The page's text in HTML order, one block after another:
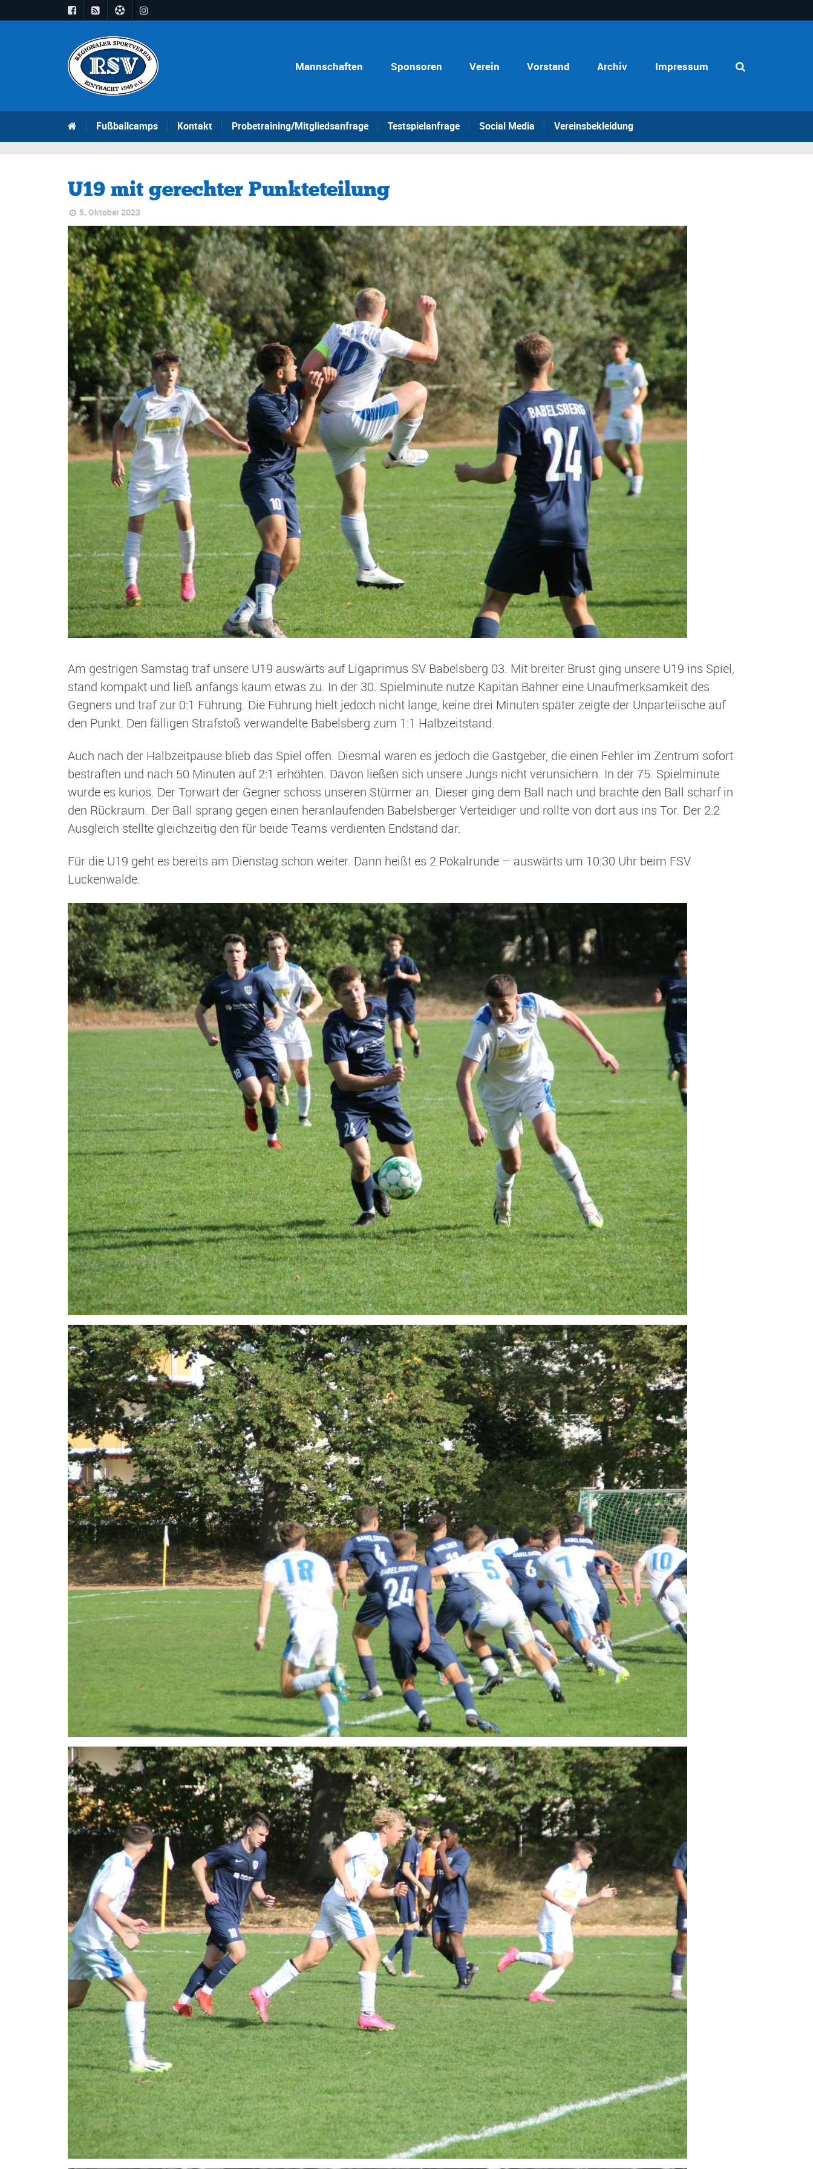
Mannschaften Sponsoren Verein Vorstand Archiv Impressum
Fußballcamps Kontakt Probetraining/Mitgliedsanfrage Testspielanfrage Social Media Vereinsbekleidung
U19 mit gerechter Punkteteilung
5. Oktober 2023
Am gestrigen Samstag traf unsere U19 auswärts auf Ligaprimus SV Babelsberg 03. Mit breiter Brust ging unsere U19 ins Spiel,
stand kompakt und ließ anfangs kaum etwas zu. In der 30. Spielminute nutze Kapitän Bahner eine Unaufmerksamkeit des
Gegners und traf zur 0:1 Führung. Die Führung hielt jedoch nicht lange, keine drei Minuten später zeigte der Unparteiische auf
den Punkt. Den fälligen Strafstoß verwandelte Babelsberg zum 1:1 Halbzeitstand.
Auch nach der Halbzeitpause blieb das Spiel offen. Diesmal waren es jedoch die Gastgeber, die einen Fehler im Zentrum sofort
bestraften und nach 50 Minuten auf 2:1 erhöhten. Davon ließen sich unsere Jungs nicht verunsichern. In der 75. Spielminute
wurde es kurios. Der Torwart der Gegner schoss unseren Stürmer an. Dieser ging dem Ball nach und brachte den Ball scharf in
den Rückraum. Der Ball sprang gegen einen heranlaufenden Babelsberger Verteidiger und rollte von dort aus ins Tor. Der 2:2
Ausgleich stellte gleichzeitig den für beide Teams verdienten Endstand dar.
Für die U19 geht es bereits am Dienstag schon weiter. Dann heißt es 2.Pokalrunde – auswärts um 10:30 Uhr beim FSV
Luckenwalde.